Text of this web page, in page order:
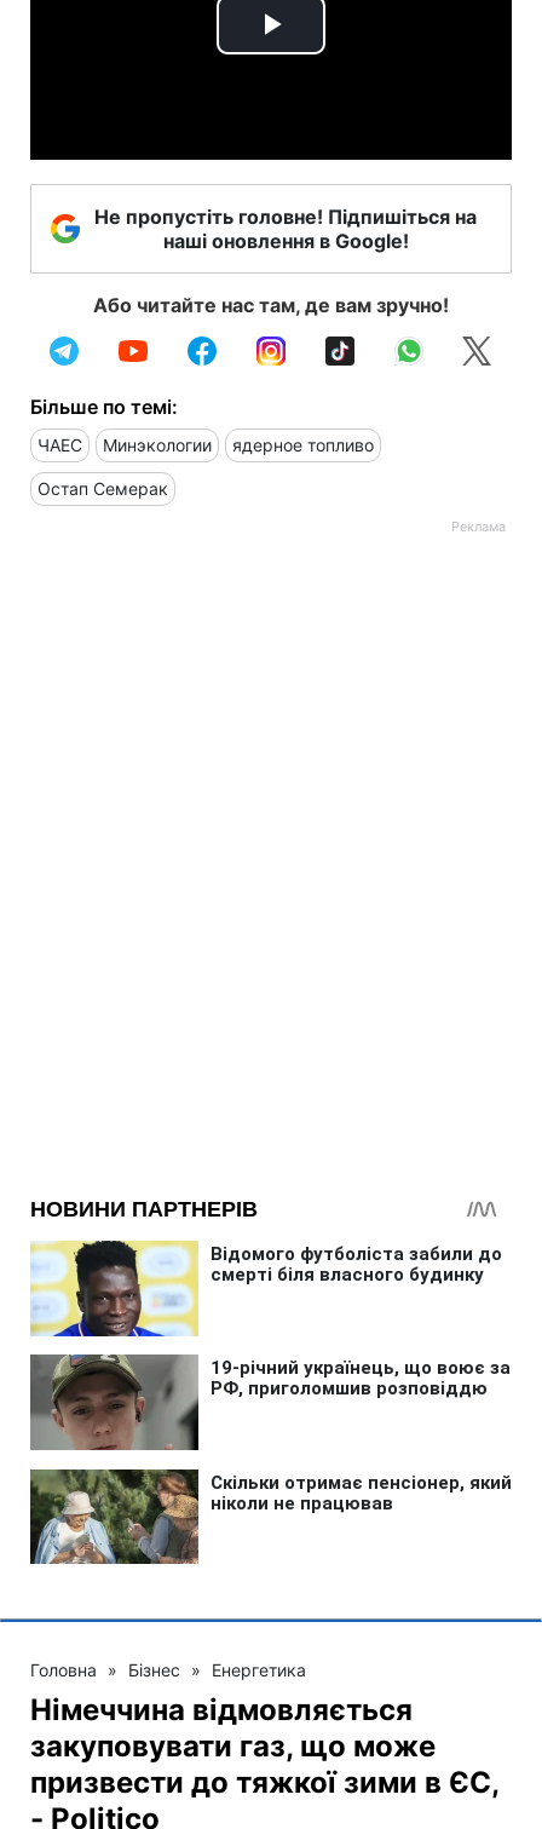
Play
Не пропустіть головне! Підпишіться на
наші оновлення в Google!
Або читайте нас там, де вам зручно!
Більше по темі:
ЧАЕС Минэкологии ядерное топливо
Остап Семерак
Головна » Бізнес » Енергетика
Німеччина відмовляється
закуповувати газ, що може
призвести до тяжкої зими в ЄС,
- Politico